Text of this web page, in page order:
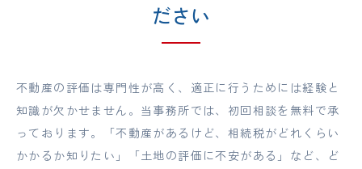
ださい
不動産の評価は専門性が高く、適正に行うためには経験と
知識が欠かせません。当事務所では、初回相談を無料で承
っております。「不動産があるけど、相続税がどれくらい
かかるか知りたい」「土地の評価に不安がある」など、ど